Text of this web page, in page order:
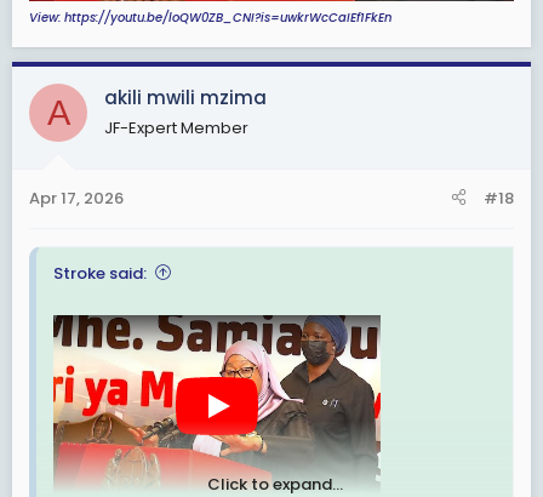
View: https://youtu.be/loQW0ZB_CNI?is=uwkrWcCaIEf1FkEn
A akili mwili mzima
JF-Expert Member
Apr 17, 2026 #18
Stroke said:
Click to expand...